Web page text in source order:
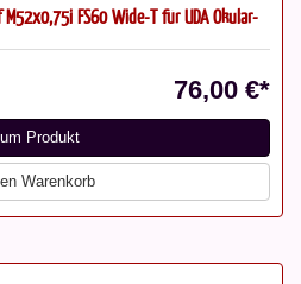
FS60 Wide-T für UDA Okular-
76,00 €*
Produkt
Warenkorb